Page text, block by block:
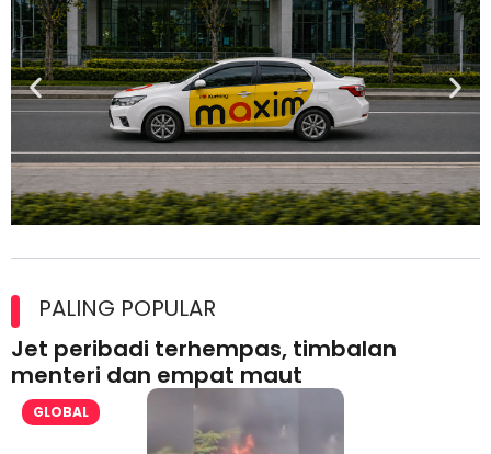
lesen separuh pertama 2026
PALING POPULAR
Jet peribadi terhempas, timbalan
menteri dan empat maut
GLOBAL